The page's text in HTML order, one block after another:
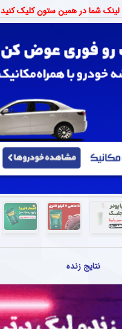
شما در همین ستون کلیک کنید
نتایج زنده